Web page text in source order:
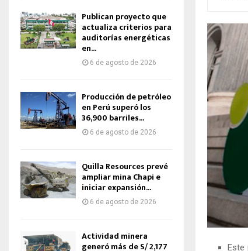
Este
Publican proyecto que
actualiza criterios para
auditorías energéticas
en...
6 de agosto de 2026
Producción de petróleo
en Perú superó los
36,900 barriles...
6 de agosto de 2026
Quilla Resources prevé
ampliar mina Chapi e
iniciar expansión...
6 de agosto de 2026
Actividad minera
generó más de S/ 2,177